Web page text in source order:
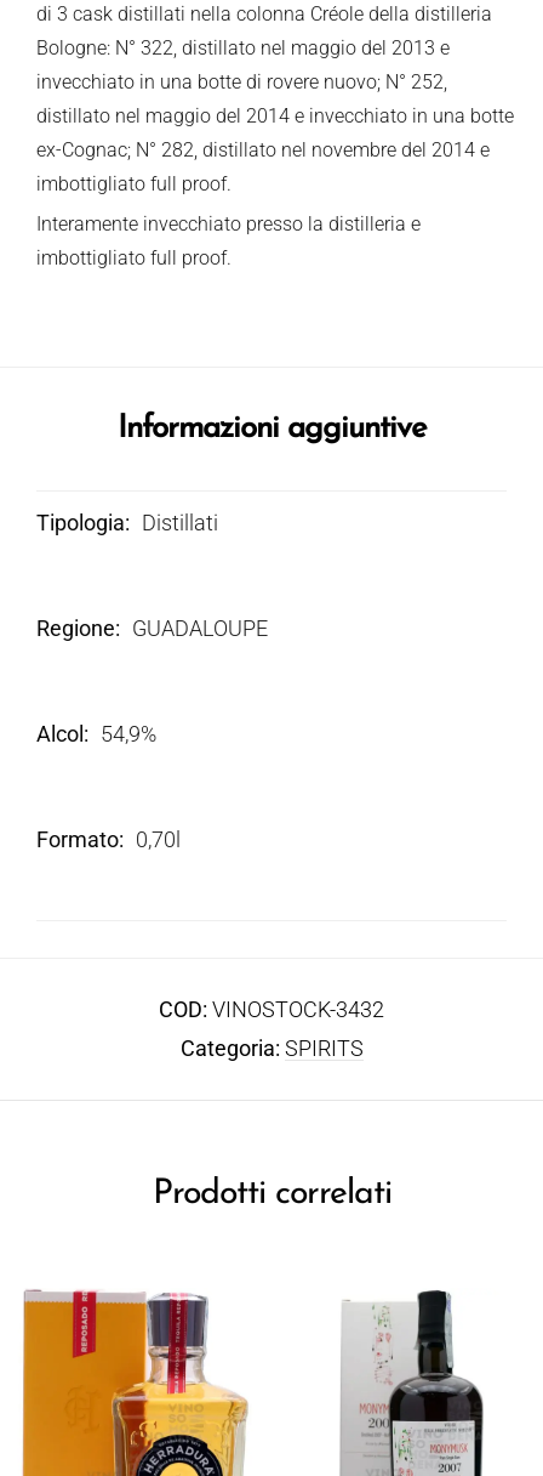
di 3 cask distillati nella colonna Créole della distilleria
Bologne: N° 322, distillato nel maggio del 2013 e
invecchiato in una botte di rovere nuovo; N° 252,
distillato nel maggio del 2014 e invecchiato in una botte
ex-Cognac; N° 282, distillato nel novembre del 2014 e
imbottigliato full proof.
Interamente invecchiato presso la distilleria e
imbottigliato full proof.
Informazioni aggiuntive
Tipologia Distillati
Regione GUADALOUPE
Alcol 54,9%
Formato 0,70l
COD: VINOSTOCK-3432
Categoria: SPIRITS
Prodotti correlati